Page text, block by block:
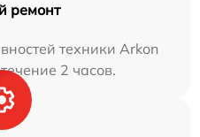
ремонт
техники Arkon
2 часов.